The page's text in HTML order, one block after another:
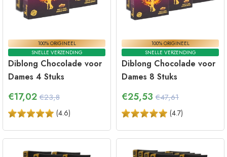
100% ORIGINEEL
SNELLE VERZENDING
Diblong Chocolade voor
Dames 4 Stuks
€17,02 €23,8
(4.6)
100% ORIGINEEL
SNELLE VERZENDING
Diblong Chocolade voor
Dames 8 Stuks
€25,53 €47,61
(4.7)